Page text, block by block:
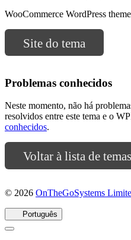
WooCommerce WordPress theme
Site do tema
Problemas conhecidos
Neste momento, não há
resolvidos entre este tema e o
conhecidos.
Voltar à lista de
© 2026 OnTheGoSystems
Português